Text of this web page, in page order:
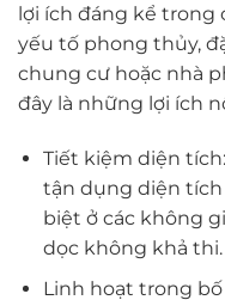
lợi ích đáng kể trong
yếu tố phong thủy,
chung cư hoặc nhà
đây là những lợi ích
Tiết kiệm diện
tận dụng diện tích
biệt ở các không
dọc không khả thi.
Linh hoạt trong bố